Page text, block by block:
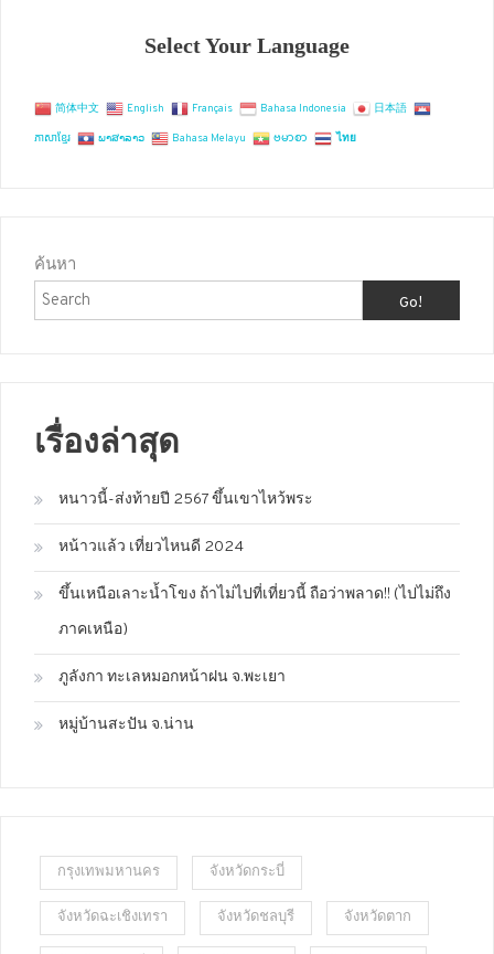
Select Your Language
简体中文 English Français Bahasa Indonesia 日本語
ភាសាខ្មែរ ພາສາລາວ Bahasa Melayu ဗမာစာ ไทย
ค้นหา
Go!
เรื่องล่าสุด
หนาวนี้-ส่งท้ายปี 2567 ขึ้นเขาไหว้พระ
หน้าวแล้ว เที่ยวไหนดี 2024
ขึ้นเหนือเลาะน้ำโขง ถ้าไม่ไปที่เที่ยวนี้ ถือว่าพลาด!! (ไปไม่ถึง
ภาคเหนือ)
ภูลังกา ทะเลหมอกหน้าฝน จ.พะเยา
หมู่บ้านสะปัน จ.น่าน
กรุงเทพมหานคร จังหวัดกระบี่
จังหวัดฉะเชิงเทรา จังหวัดชลบุรี จังหวัดตาก